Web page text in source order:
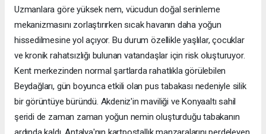
Uzmanlara göre yüksek nem, vücudun doğal serinleme
mekanizmasını zorlaştırırken sıcak havanın daha yoğun
hissedilmesine yol açıyor. Bu durum özellikle yaşlılar, çocuklar
ve kronik rahatsızlığı bulunan vatandaşlar için risk oluşturuyor.
Kent merkezinden normal şartlarda rahatlıkla görülebilen
Beydağları, gün boyunca etkili olan pus tabakası nedeniyle silik
bir görüntüye büründü. Akdeniz'in maviliği ve Konyaaltı sahil
şeridi de zaman zaman yoğun nemin oluşturduğu tabakanın